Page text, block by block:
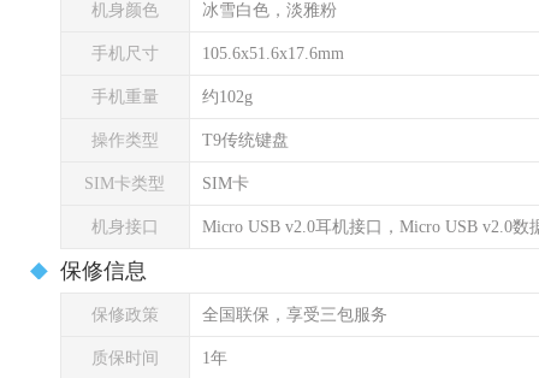
机身颜色 冰雪白色，淡雅粉
手机尺寸 105.6x51.6x17.6mm
手机重量 约102g
操作类型 T9传统键盘
SIM卡类型 SIM卡
机身接口 Micro USB v2.0耳机接口，Micro USB v2.0数
保修信息
保修政策 全国联保，享受三包服务
质保时间 1年